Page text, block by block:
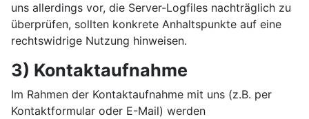
uns allerdings vor, die Server-Logfiles nachträglich zu
überprüfen, sollten konkrete Anhaltspunkte auf eine
rechtswidrige Nutzung hinweisen.
3) Kontaktaufnahme
Im Rahmen der Kontaktaufnahme mit uns (z.B. per
Kontaktformular oder E-Mail) werden